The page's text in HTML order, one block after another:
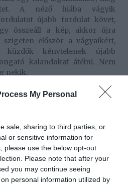
My Personal
sale, sharing to third parties, or
or sensitive information for
please use the below opt-out
Please note that after your
you may continue seeing
personal information utilized by
A néző hiába vágyik
újabb fordulat követ,
összeáll a kép, akkor újra
először a vágyaikért,
kénytelenek újabb
kalandokat átélni. Nem
nekik.